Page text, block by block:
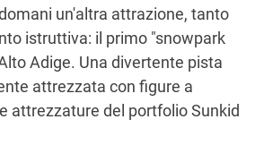
un'altra attrazione, tanto
istruttiva: il primo "snowpark
Adige. Una divertente pista
attrezzata con figure a
attrezzature del portfolio Sunkid